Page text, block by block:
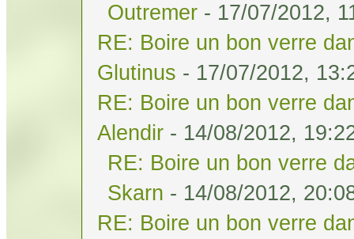
Outremer - 17/07/2012,
RE: Boire un bon verre
Glutinus - 17/07/2012,
RE: Boire un bon verre
Alendir - 14/08/2012,
RE: Boire un bon verre
Skarn - 14/08/2012,
RE: Boire un bon verre